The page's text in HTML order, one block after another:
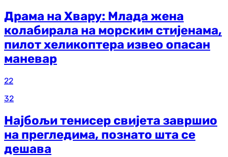
Драма на Хвару: Млада жена
колабирала на морским стијенама,
пилот хеликоптера извео опасан
маневар
22
32
Најбољи тенисер свијета завршио
на прегледима, познато шта се
дешава